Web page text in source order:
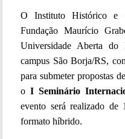
O Instituto Histórico e
Fundação Maurício
Universidade Aberta
campus São Borja/RS,
para submeter propostas
oI Seminário
evento será realizado
formato híbrido.